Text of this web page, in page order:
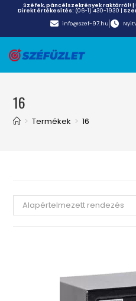
Széfek, páncélszekrények raktárról! |
Direkt értékesítés: (06-1) 430-1930 |
info@szef-97.hu
16
> Termékek > 16
Alapértelmezett rendezés